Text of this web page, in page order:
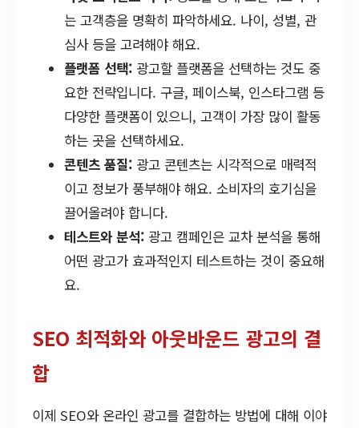
는 고객층을 명확히 파악하세요. 나이, 성별, 관
심사 등을 고려해야 해요.
플랫폼 선택: 광고할 플랫폼을 선택하는 것도 중
요한 전략입니다. 구글, 페이스북, 인스타그램 등
다양한 플랫폼이 있으니, 고객이 가장 많이 활동
하는 곳을 선택하세요.
콘텐츠 품질: 광고 콘텐츠는 시각적으로 매력적
이고 정보가 풍부해야 해요. 소비자의 호기심을
끌어올려야 합니다.
테스트와 분석: 광고 캠페인은 교차 분석을 통해
어떤 광고가 효과적인지 테스트하는 것이 중요해
요.
SEO 최적화와 아웃바운드 광고의 결
합
이제 SEO와 온라인 광고를 결합하는 방법에 대해 이야